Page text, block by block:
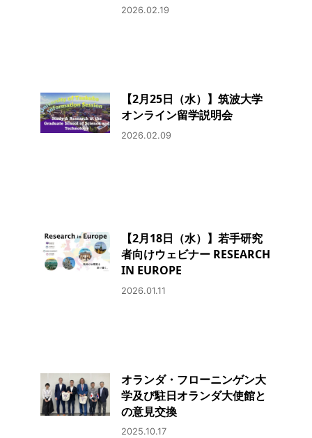
2026.02.19
【2月25日（水）】筑波大学
オンライン留学説明会
2026.02.09
【2月18日（水）】若手研究
者向けウェビナー RESEARCH
IN EUROPE
2026.01.11
オランダ・フローニンゲン大
学及び駐日オランダ大使館と
の意見交換
2025.10.17